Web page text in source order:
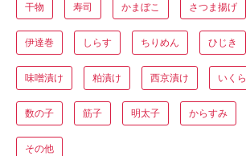
干物 寿司 かまぼこ さつま揚げ
伊達巻 しらす ちりめん ひじき
味噌漬け 粕漬け 西京漬け いくら
数の子 筋子 明太子 からすみ
その他